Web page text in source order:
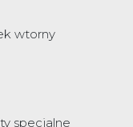
wtorny
specjalne